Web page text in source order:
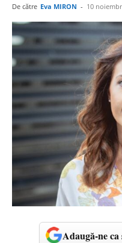
De către Eva MIRON - 10
Adaugă-ne